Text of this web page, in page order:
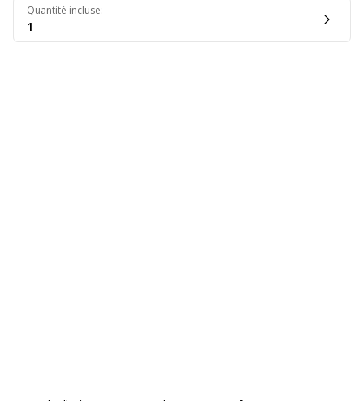
Quantité incluse:
1